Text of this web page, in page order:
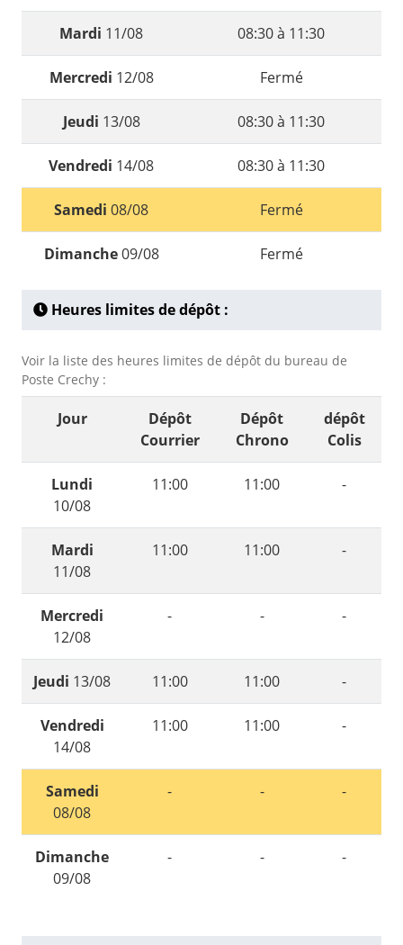
Mardi 11/08 08:30 à 11:30
Mercredi 12/08 Fermé
Jeudi 13/08 08:30 à 11:30
Vendredi 14/08 08:30 à 11:30
Samedi 08/08 Fermé
Dimanche09/08 Fermé
Heures limites de dépôt :
Voir la liste des heures limites de dépôt du bureau de
Poste Crechy :
Jour
Dépôt
Courrier
Dépôt
Chrono
dépôt
Colis
Lundi
10/08
11:00 11:00 -
Mardi
11/08
11:00 11:00 -
Mercredi
12/08
- - -
Jeudi 13/08 11:00 11:00 -
Vendredi
14/08
11:00 11:00 -
Samedi
08/08
- - -
Dimanche
09/08
- - -